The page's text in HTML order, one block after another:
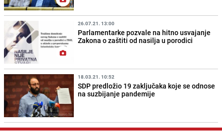
26.07.21. 13:00
Parlamentarke pozvale na hitno usvajanje
Zakona o zaštiti od nasilja u porodici
18.03.21. 10:52
SDP predložio 19 zaključaka koje se odnose
na suzbijanje pandemije